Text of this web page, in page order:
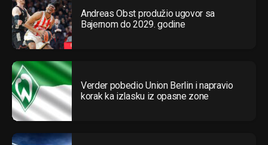
Andreas Obst produžio ugovor sa
Bajernom do 2029. godine
Verder pobedio Union Berlin i napravio
korak ka izlasku iz opasne zone